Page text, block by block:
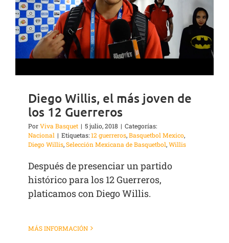
Diego Willis, el más joven de
los 12 Guerreros
PorViva Basquet | 5 julio, 2018 | Categorías:
Nacional | Etiquetas:12 guerreros,Basquetbol Mexico,
Diego Willis,Selección Mexicana de Basquetbol,Willis
Después de presenciar un partido
histórico para los 12 Guerreros,
platicamos con Diego Willis.
MÁS INFORMACIÓN